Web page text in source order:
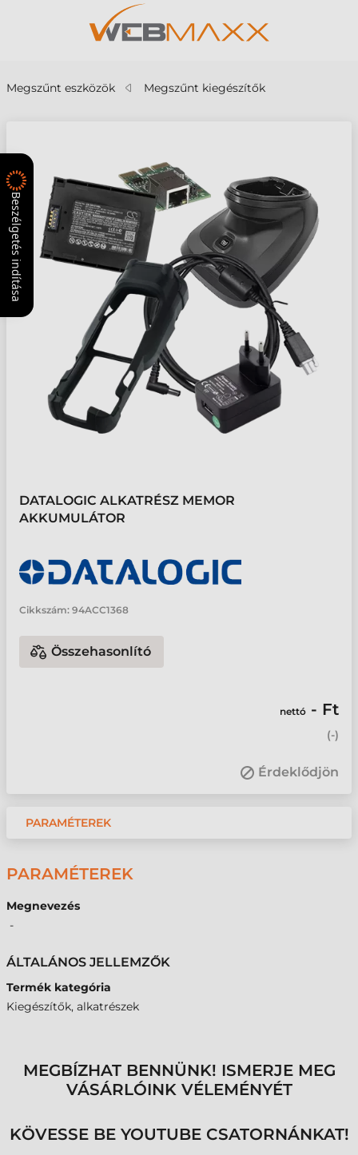
Megszűnt eszközök Megszűnt kiegészítők
DATALOGIC ALKATRÉSZ MEMOR
AKKUMULÁTOR
Cikkszám: 94ACC1368
Összehasonlító
nettó - Ft
(-)
Érdeklődjön
PARAMÉTEREK
PARAMÉTEREK
Megnevezés
-
ÁLTALÁNOS JELLEMZŐK
Termék kategória
Kiegészítők, alkatrészek
MEGBÍZHAT BENNÜNK! ISMERJE MEG
VÁSÁRLÓINK VÉLEMÉNYÉT
KÖVESSE BE YOUTUBE CSATORNÁNKAT!
Beszélgetés indítása